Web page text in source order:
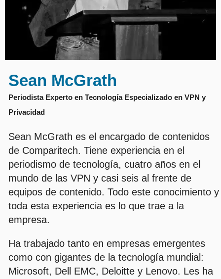
Sean McGrath
Periodista Experto en Tecnología Especializado en VPN y
Privacidad
Sean McGrath es el encargado de contenidos
de Comparitech. Tiene experiencia en el
periodismo de tecnología, cuatro años en el
mundo de las VPN y casi seis al frente de
equipos de contenido. Todo este conocimiento y
toda esta experiencia es lo que trae a la
empresa.
Ha trabajado tanto en empresas emergentes
como con gigantes de la tecnología mundial:
Microsoft, Dell EMC, Deloitte y Lenovo. Les ha